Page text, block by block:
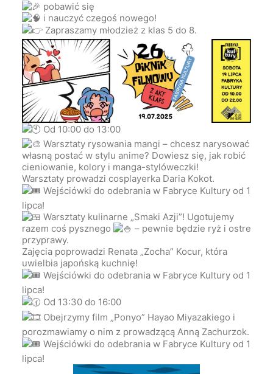
pobawić się
i nauczyć czegoś nowego!
Zapraszamy młodzież z klas 5 do 8.
Od 10:00 do 13:00
Warsztaty rysowania mangi – chcesz narysować
własną postać w stylu anime? Dowiesz się, jak robić
cieniowanie, kolory i manga-stylóweczki!
Warsztaty prowadzi cosplayerka Daria Kokot.
Wejściówki do odebrania w Fabryce Kultury od 1
lipca!
Warsztaty kulinarne „Smaki Azji”! Ugotujemy
razem coś pysznego
– pewnie będzie ryż i ostre
przyprawy.
Zajęcia poprowadzi Renata „Zocha” Kocur, która
uwielbia japońską kuchnię!
Wejściówki do odebrania w Fabryce Kultury od 1
lipca!
Od 13:30 do 16:00
Obejrzymy film „Ponyo” Hayao Miyazakiego i
porozmawiamy o nim z prowadzącą Anną Zachurzok.
Wejściówki do odebrania w Fabryce Kultury od 1
lipca!